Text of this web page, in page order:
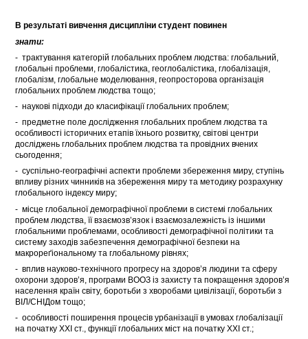
В результаті вивчення дисципліни студент повинен
знати:
- трактування категорій глобальних проблем людства: глобальний,
глобальні проблеми, глобалістика, геоглобалістика, глобалізація,
глобалізм, глобальне моделювання, геопросторова організація
глобальних проблем людства тощо;
- наукові підходи до класифікації глобальних проблем;
- предметне поле дослідження глобальних проблем людства та
особливості історичних етапів їхнього розвитку, світові центри
досліджень глобальних проблем людства та провідних вчених
сьогодення;
- суспільно-географічні аспекти проблеми збереження миру, ступінь
впливу різних чинників на збереження миру та методику розрахунку
глобального індексу миру;
- місце глобальної демографічної проблеми в системі глобальних
проблем людства, її взаємозв’язок і взаємозалежність із іншими
глобальними проблемами, особливості демографічної політики та
систему заходів забезпечення демографічної безпеки на
макрореґіональному та глобальному рівнях;
- вплив науково-технічного прогресу на здоров’я людини та сферу
охорони здоров’я, програми ВООЗ із захисту та покращення здоров’я
населення країн світу, боротьби з хворобами цивілізації, боротьби з
ВІЛ/СНІДом тощо;
- особливості поширення процесів урбанізації в умовах глобалізації
на початку ХХІ ст., функції глобальних міст на початку ХХІ ст.;